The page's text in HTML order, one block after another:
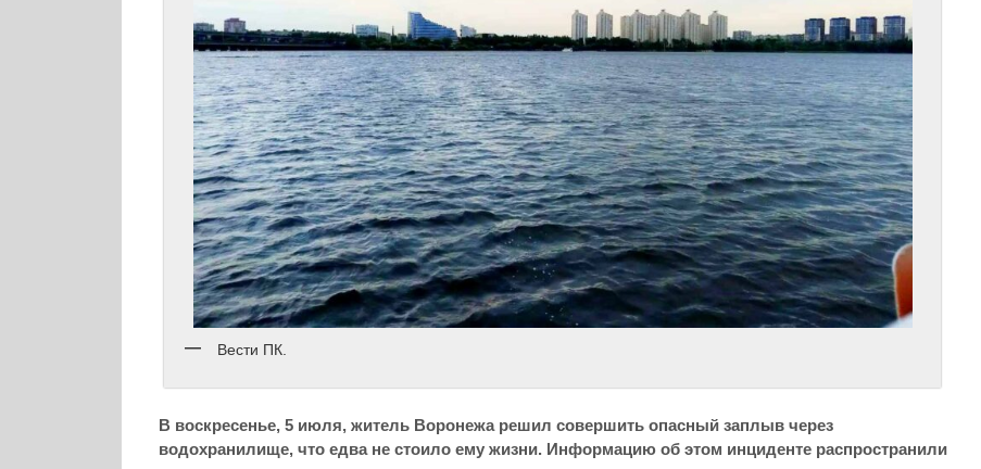
Вести ПК.
В воскресенье, 5 июля, житель Воронежа решил совершить опасный заплыв через
водохранилище, что едва не стоило ему жизни. Информацию об этом инциденте распространили